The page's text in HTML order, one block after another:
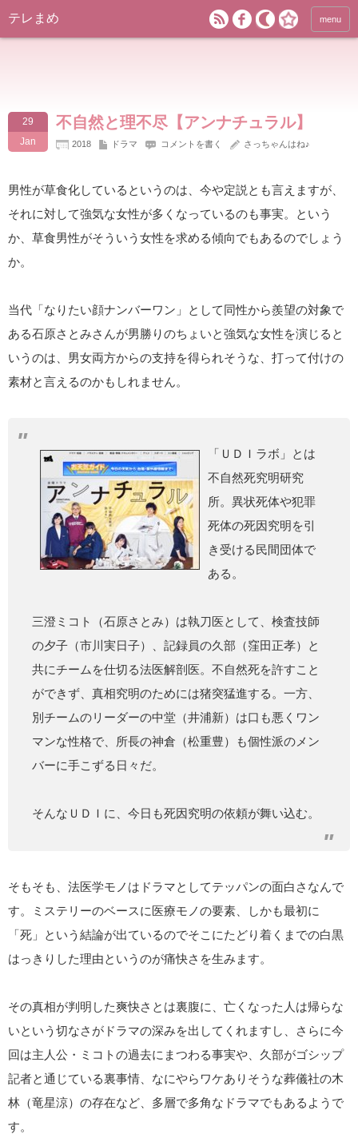
テレまめ menu
29
Jan
不自然と理不尽【アンナチュラル】
2018 ドラマ コメントを書く さっちゃんはね♪
男性が草食化しているというのは、今や定説とも言えますが、
それに対して強気な女性が多くなっているのも事実。という
か、草食男性がそういう女性を求める傾向でもあるのでしょう
か。
当代「なりたい顔ナンバーワン」として同性から羨望の対象で
ある石原さとみさんが男勝りのちょいと強気な女性を演じると
いうのは、男女両方からの支持を得られそうな、打って付けの
素材と言えるのかもしれません。
「ＵＤＩラボ」とは
不自然死究明研究
所。異状死体や犯罪
死体の死因究明を引
き受ける民間団体で
ある。
三澄ミコト（石原さとみ）は執刀医として、検査技師
の夕子（市川実日子）、記録員の久部（窪田正孝）と
共にチームを仕切る法医解剖医。不自然死を許すこと
ができず、真相究明のためには猪突猛進する。一方、
別チームのリーダーの中堂（井浦新）は口も悪くワン
マンな性格で、所長の神倉（松重豊）も個性派のメン
バーに手こずる日々だ。
そんなＵＤＩに、今日も死因究明の依頼が舞い込む。
そもそも、法医学モノはドラマとしてテッパンの面白さなんで
す。ミステリーのベースに医療モノの要素、しかも最初に
「死」という結論が出ているのでそこにたどり着くまでの白黒
はっきりした理由というのが痛快さを生みます。
その真相が判明した爽快さとは裏腹に、亡くなった人は帰らな
いという切なさがドラマの深みを出してくれますし、さらに今
回は主人公・ミコトの過去にまつわる事実や、久部がゴシップ
記者と通じている裏事情、なにやらワケありそうな葬儀社の木
林（竜星涼）の存在など、多層で多角なドラマでもあるようで
す。